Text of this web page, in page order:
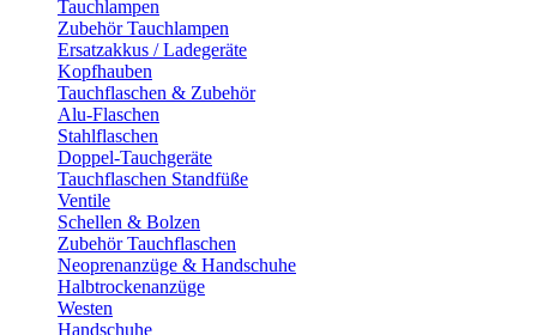
Tauchlampen
Zubehör Tauchlampen
Ersatzakkus / Ladegeräte
Kopfhauben
Tauchflaschen & Zubehör
Alu-Flaschen
Stahlflaschen
Doppel-Tauchgeräte
Tauchflaschen Standfüße
Ventile
Schellen & Bolzen
Zubehör Tauchflaschen
Neoprenanzüge & Handschuhe
Halbtrockenanzüge
Westen
Handschuhe